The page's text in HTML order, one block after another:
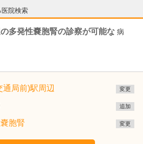
医院検索
多発性嚢胞腎の診察が可能な 病
通局前)駅周辺 変更
追加
胞腎 変更